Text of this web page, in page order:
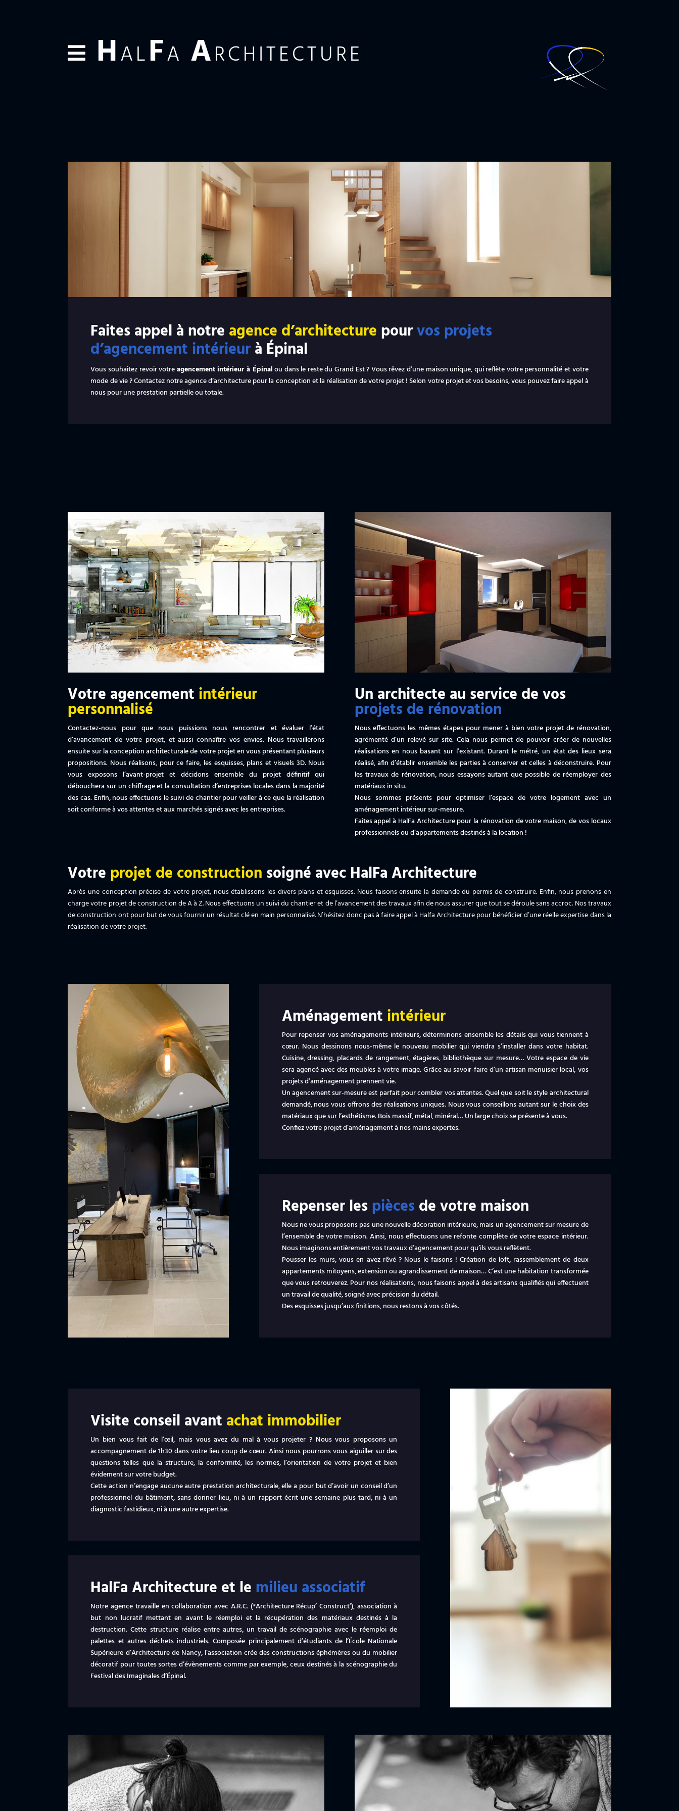
HALFA ARCHITECTURE
Faites appel à notre agence d’architecture pourvos projets
d’agencement intérieurà Épinal
Vous souhaitez revoir votreagencement intérieur à Épinalou dans le reste du Grand Est ? Vous rêvez d’une maison unique, qui reflète votre personnalité et votre
mode de vie ? Contactez notre agence d’architecture pour la conception et la réalisation de votre projet ! Selon votre projet et vos besoins, vous pouvez faire appel à
nous pour une prestation partielle ou totale.
Votre agencement intérieur
personnalisé
Contactez-nous pour que nous puissions nous rencontrer et évaluer l’état
d’avancement de votre projet, et aussi connaître vos envies. Nous travaillerons
ensuite sur la conception architecturale de votre projet en vous présentant plusieurs
propositions. Nous réalisons, pour ce faire, les esquisses, plans et visuels 3D. Nous
vous exposons l’avant-projet et décidons ensemble du projet définitif qui
débouchera sur un chiffrage et la consultation d’entreprises locales dans la majorité
des cas. Enfin, nous effectuons le suivi de chantier pour veiller à ce que la réalisation
soit conforme à vos attentes et aux marchés signés avec les entreprises.
Un architecte au service de vos
projets de rénovation
Nous effectuons les mêmes étapes pour mener à bien votre projet de rénovation,
agrémenté d’un relevé sur site. Cela nous permet de pouvoir créer de nouvelles
réalisations en nous basant sur l’existant. Durant le métré, un état des lieux sera
réalisé, afin d’établir ensemble les parties à conserver et celles à déconstruire. Pour
les travaux de rénovation, nous essayons autant que possible de réemployer des
matériaux in situ.
Nous sommes présents pour optimiser l’espace de votre logement avec un
aménagement intérieur sur-mesure.
Faites appel à HalFa Architecture pour la rénovation de votre maison, de vos locaux
professionnels ou d’appartements destinés à la location !
Votre projet de construction soigné avec HalFa Architecture
Après une conception précise de votre projet, nous établissons les divers plans et esquisses. Nous faisons ensuite la demande du permis de construire. Enfin, nous prenons en
charge votre projet de construction de A à Z. Nous effectuons un suivi du chantier et de l’avancement des travaux afin de nous assurer que tout se déroule sans accroc. Nos travaux
de construction ont pour but de vous fournir un résultat clé en main personnalisé. N’hésitez donc pas à faire appel à Halfa Architecture pour bénéficier d’une réelle expertise dans la
réalisation de votre projet.
Aménagement intérieur
Pour repenser vos aménagements intérieurs, déterminons ensemble les détails qui vous tiennent à
cœur. Nous dessinons nous-même le nouveau mobilier qui viendra s’installer dans votre habitat.
Cuisine, dressing, placards de rangement, étagères, bibliothèque sur mesure… Votre espace de vie
sera agencé avec des meubles à votre image. Grâce au savoir-faire d’un artisan menuisier local, vos
projets d’aménagement prennent vie.
Un agencement sur-mesure est parfait pour combler vos attentes. Quel que soit le style architectural
demandé, nous vous offrons des réalisations uniques. Nous vous conseillons autant sur le choix des
matériaux que sur l’esthétisme. Bois massif, métal, minéral… Un large choix se présente à vous.
Confiez votre projet d’aménagement à nos mains expertes.
Repenser lespiècesde votre maison
Nous ne vous proposons pas une nouvelle décoration intérieure, mais un agencement sur mesure de
l’ensemble de votre maison. Ainsi, nous effectuons une refonte complète de votre espace intérieur.
Nous imaginons entièrement vos travaux d’agencement pour qu’ils vous reflètent.
Pousser les murs, vous en avez rêvé ? Nous le faisons ! Création de loft, rassemblement de deux
appartements mitoyens, extension ou agrandissement de maison… C’est une habitation transformée
que vous retrouverez. Pour nos réalisations, nous faisons appel à des artisans qualifiés qui effectuent
un travail de qualité, soigné avec précision du détail.
Des esquisses jusqu’aux finitions, nous restons à vos côtés.
Visite conseil avant achat immobilier
Un bien vous fait de l’œil, mais vous avez du mal à vous projeter ? Nous vous proposons un
accompagnement de 1h30 dans votre lieu coup de cœur. Ainsi nous pourrons vous aiguiller sur des
questions telles que la structure, la conformité, les normes, l’orientation de votre projet et bien
évidement sur votre budget.
Cette action n’engage aucune autre prestation architecturale, elle a pour but d’avoir un conseil d’un
professionnel du bâtiment, sans donner lieu, ni à un rapport écrit une semaine plus tard, ni à un
diagnostic fastidieux, ni à une autre expertise.
HalFa Architecture et le milieu associatif
Notre agence travaille en collaboration avec A.R.C. (*Architecture Récup’ Construct’), association à
but non lucratif mettant en avant le réemploi et la récupération des matériaux destinés à la
destruction. Cette structure réalise entre autres, un travail de scénographie avec le réemploi de
palettes et autres déchets industriels. Composée principalement d’étudiants de l’École Nationale
Supérieure d’Architecture de Nancy, l’association crée des constructions éphémères ou du mobilier
décoratif pour toutes sortes d’évènements comme par exemple, ceux destinés à la scénographie du
Festival des Imaginales d’Épinal.